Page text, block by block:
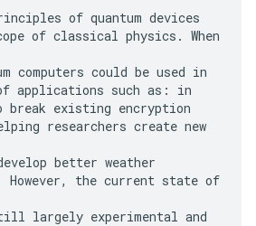
of quantum devices
of classical physics. When
computers could be used in
applications such as: in
break existing encryption
researchers create new
better weather
However, the current state of
largely experimental and